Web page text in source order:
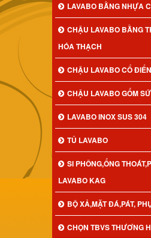
LAVABO BẰNG NHỰA
CHẬU LAVABO BẰNG
HÓA THẠCH
CHẬU LAVABO CỔ ĐIỂN
CHẬU LAVABO GỐM
LAVABO INOX SUS 304
TỦ LAVABO
SI PHÔNG,ỐNG
LAVABO KAG
BỘ XẢ,MẶT ĐÁ,PÁT,
CHỌN TBVS THƯƠNG